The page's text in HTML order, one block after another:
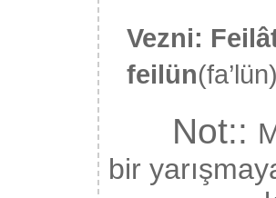
Vezni:
feilün
Not::
bir